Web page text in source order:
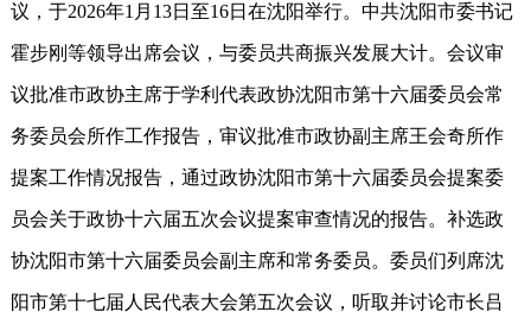
议，于2026年1月13日至16日在沈阳举行。中共沈阳市委书记
霍步刚等领导出席会议，与委员共商振兴发展大计。会议审
议批准市政协主席于学利代表政协沈阳市第十六届委员会常
务委员会所作工作报告，审议批准市政协副主席王会奇所作
提案工作情况报告，通过政协沈阳市第十六届委员会提案委
员会关于政协十六届五次会议提案审查情况的报告。补选政
协沈阳市第十六届委员会副主席和常务委员。委员们列席沈
阳市第十七届人民代表大会第五次会议，听取并讨论市长吕